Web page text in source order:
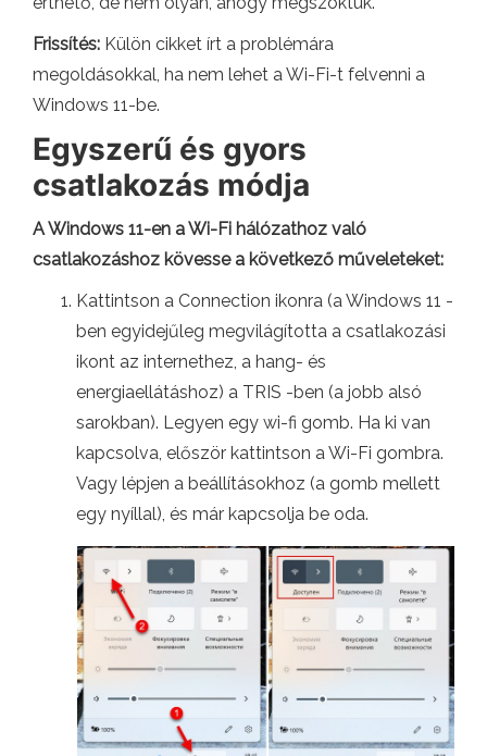
Frissítés: Külön cikket írt a problémára
megoldásokkal, ha nem lehet a Wi-Fi-t felvenni a
Windows 11-be.
Egyszerű és gyors
csatlakozás módja
A Windows 11-en a Wi-Fi hálózathoz való
csatlakozáshoz kövesse a következő műveleteket:
Kattintson a Connection ikonra (a Windows 11 -
ben egyidejűleg megvilágította a csatlakozási
ikont az internethez, a hang- és
energiaellátáshoz) a TRIS -ben (a jobb alsó
sarokban). Legyen egy wi-fi gomb. Ha ki van
kapcsolva, először kattintson a Wi-Fi gombra.
Vagy lépjen a beállításokhoz (a gomb mellett
egy nyíllal), és már kapcsolja be oda.